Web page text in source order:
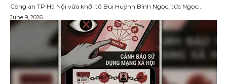
Công an TP Hà Nội vừa khởi tố Bùi Huỳnh Bính Ngọc, tức Ngọc...
June 9, 2026